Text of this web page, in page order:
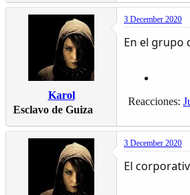
Karol
Esclavo de Guiza
3 December 2020
En el grupo
Reacciones:
3 December 2020
El